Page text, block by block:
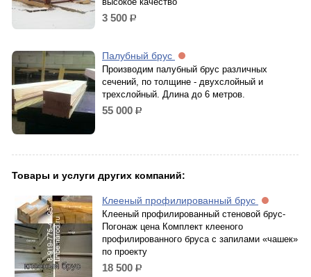
3 500 р.
Палубный брус
Производим палубный брус различных
сечений, по толщине - двухслойный и
трехслойный. Длина до 6 метров.
55 000 р.
Товары и услуги других компаний:
Клееный профилированный брус
Клееный профилированный стеновой брус-
Погонаж цена Комплект клееного
профилированного бруса с запилами «чашек»
по проекту
18 500 р.